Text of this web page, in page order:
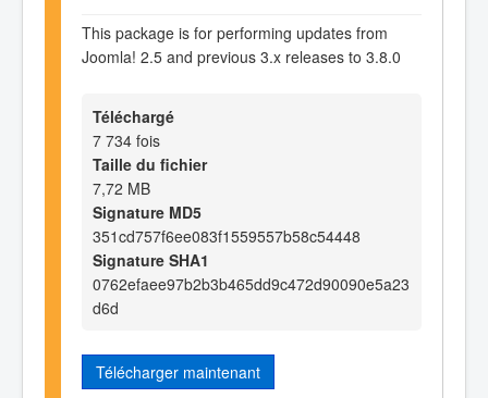
This package is for performing updates from
Joomla! 2.5 and previous 3.x releases to 3.8.0
Téléchargé
7 734 fois
Taille du fichier
7,72 MB
Signature MD5
351cd757f6ee083f1559557b58c54448
Signature SHA1
0762efaee97b2b3b465dd9c472d90090e5a23
d6d
Télécharger maintenant